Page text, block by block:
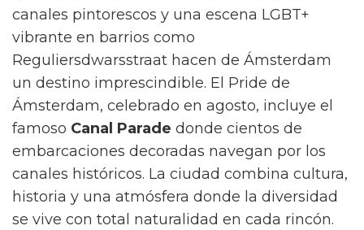
canales pintorescos y una escena LGBT+
vibrante en barrios como
Reguliersdwarsstraat hacen de Ámsterdam
un destino imprescindible. El Pride de
Ámsterdam, celebrado en agosto, incluye el
famoso Canal Parade donde cientos de
embarcaciones decoradas navegan por los
canales históricos. La ciudad combina cultura,
historia y una atmósfera donde la diversidad
se vive con total naturalidad en cada rincón.